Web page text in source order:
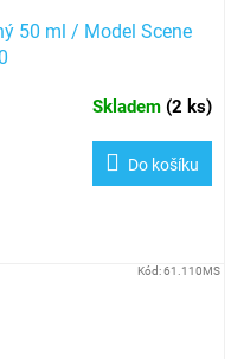
50 ml / Model Scene
Skladem (2 ks)
Do košíku
Kód:61.110MS